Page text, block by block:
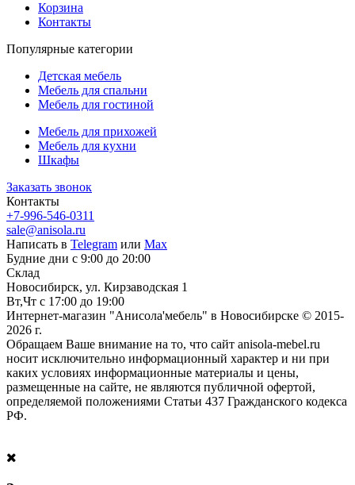
Корзина
Контакты
Популярные категории
Детская мебель
Мебель для спальни
Мебель для гостиной
Мебель для прихожей
Мебель для кухни
Шкафы
Заказать звонок
Контакты
+7-996-546-0311
sale@anisola.ru
Написать в Telegram или Max
Будние дни с 9:00 до 20:00
Склад
Новосибирск, ул. Кирзаводская 1
Вт,Чт с 17:00 до 19:00
Интернет-магазин "Анисола'мебель" в Новосибирске © 2015-
2026 г.
Обращаем Ваше внимание на то, что сайт anisola-mebel.ru
носит исключительно информационный характер и ни при
каких условиях информационные материалы и цены,
размещенные на сайте, не являются публичной офертой,
определяемой положениями Статьи 437 Гражданского кодекса
РФ.